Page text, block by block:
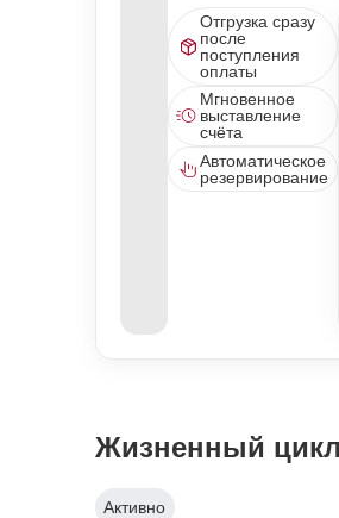
Отгрузка сразу
после
поступления
оплаты
Мгновенное
выставление
счёта
Автоматическое
резервирование
Жизненный
Активно